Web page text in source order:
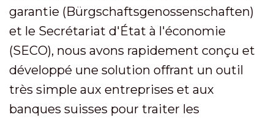
garantie (Bürgschaftsgenossenschaften)
et le Secrétariat d'État à l'économie
(SECO), nous avons rapidement conçu et
développé une solution offrant un outil
très simple aux entreprises et aux
banques suisses pour traiter les